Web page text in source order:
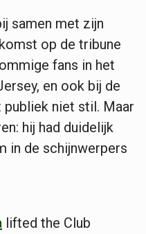
samen met zijn
op de tribune
fans in het
en ook bij de
niet stil. Maar
hij had duidelijk
in de schijnwerpers
lifted the Club